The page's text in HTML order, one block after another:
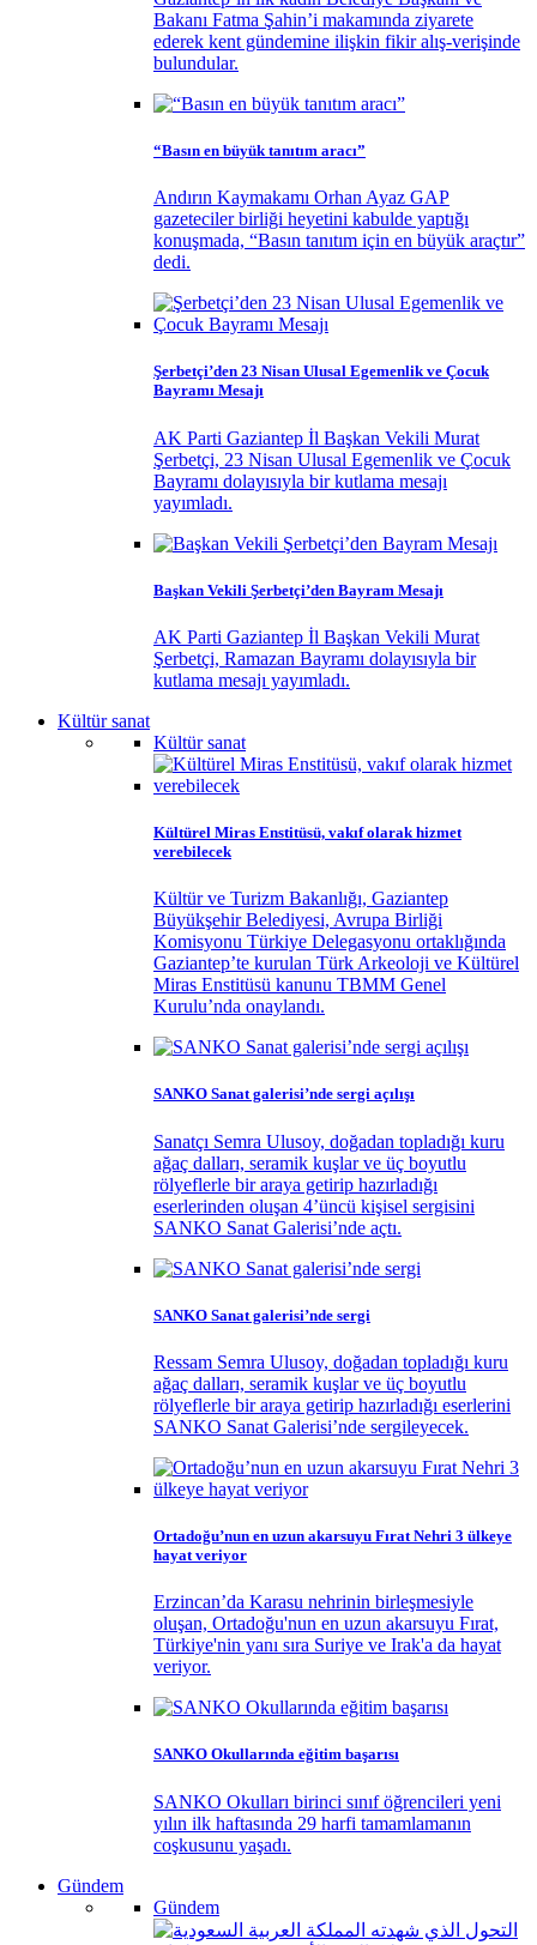
Bakanı Fatma Şahin’i makamında ziyarete
ederek kent gündemine ilişkin fikir alış-verişinde
bulundular.
“Basın en büyük tanıtım aracı”
Andırın Kaymakamı Orhan Ayaz GAP
gazeteciler birliği heyetini kabulde yaptığı
konuşmada, “Basın tanıtım için en büyük araçtır”
dedi.
Şerbetçi’den 23 Nisan Ulusal Egemenlik ve Çocuk
Bayramı Mesajı
AK Parti Gaziantep İl Başkan Vekili Murat
Şerbetçi, 23 Nisan Ulusal Egemenlik ve Çocuk
Bayramı dolayısıyla bir kutlama mesajı
yayımladı.
Başkan Vekili Şerbetçi’den Bayram Mesajı
AK Parti Gaziantep İl Başkan Vekili Murat
Şerbetçi, Ramazan Bayramı dolayısıyla bir
kutlama mesajı yayımladı.
Kültür sanat
Kültür sanat
Kültürel Miras Enstitüsü, vakıf olarak hizmet
verebilecek
Kültür ve Turizm Bakanlığı, Gaziantep
Büyükşehir Belediyesi, Avrupa Birliği
Komisyonu Türkiye Delegasyonu ortaklığında
Gaziantep’te kurulan Türk Arkeoloji ve Kültürel
Miras Enstitüsü kanunu TBMM Genel
Kurulu’nda onaylandı.
SANKO Sanat galerisi’nde sergi açılışı
Sanatçı Semra Ulusoy, doğadan topladığı kuru
ağaç dalları, seramik kuşlar ve üç boyutlu
rölyeflerle bir araya getirip hazırladığı
eserlerinden oluşan 4’üncü kişisel sergisini
SANKO Sanat Galerisi’nde açtı.
SANKO Sanat galerisi’nde sergi
Ressam Semra Ulusoy, doğadan topladığı kuru
ağaç dalları, seramik kuşlar ve üç boyutlu
rölyeflerle bir araya getirip hazırladığı eserlerini
SANKO Sanat Galerisi’nde sergileyecek.
Ortadoğu’nun en uzun akarsuyu Fırat Nehri 3 ülkeye
hayat veriyor
Erzincan’da Karasu nehrinin birleşmesiyle
oluşan, Ortadoğu'nun en uzun akarsuyu Fırat,
Türkiye'nin yanı sıra Suriye ve Irak'a da hayat
veriyor.
SANKO Okullarında eğitim başarısı
SANKO Okulları birinci sınıf öğrencileri yeni
yılın ilk haftasında 29 harfi tamamlamanın
coşkusunu yaşadı.
Gündem
Gündem